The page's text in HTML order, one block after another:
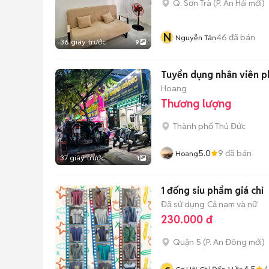
36 giây trước 9
Q. Sơn Trà (P. An Hải mới)
N Nguyễn Tân46 đã bán
37 giây trước 1
Tuyển dụng nhân viên
Hoang
Thương lượng
Thành phố Thủ Đức
Hoang5.0 9 đã bán
1 đống siu phẩm giá chỉ
Đã sử dụng Cả nam và nữ
230.000 đ
Quận 5 (P. An Đông mới)